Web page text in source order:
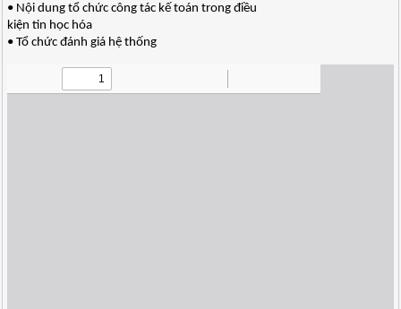
• Nội dung tổ chức công tác kế toán trong điều
kiện tin học hóa
• Tổ chức đánh giá hệ thống